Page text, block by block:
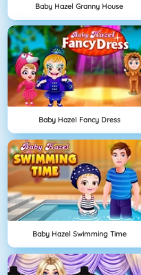
Baby Hazel Granny House
Baby Hazel Fancy Dress
Baby Hazel Swimming Time